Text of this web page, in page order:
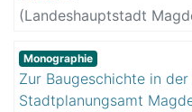
(Landeshauptstadt
Günther;Magdeburg
Monographie
Zur Baugeschichte in
Stadtplanungsamt